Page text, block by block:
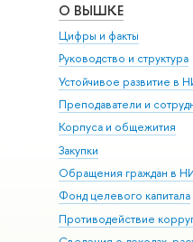
О ВЫШКЕ
Цифры и факты
Руководство и структура
Устойчивое развитие в
Преподаватели и
Корпуса и общежития
Закупки
Обращения граждан в
Фонд целевого капитала
Противодействие